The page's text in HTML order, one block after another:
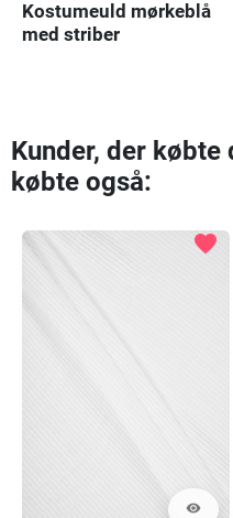
Kostumeuld mørkeblå
med striber
Kunder, der
købte også:
visibility
favorite